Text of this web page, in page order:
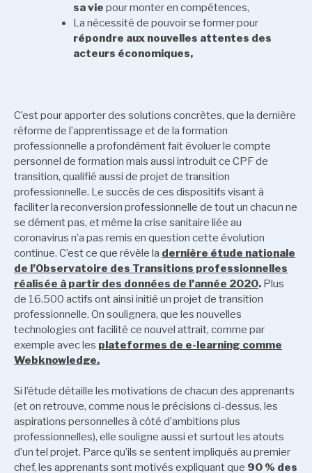
sa vie pour monter en compétences,
La nécessité de pouvoir se former pour
répondre aux nouvelles attentes des
acteurs économiques,
C’est pour apporter des solutions concrètes, que la dernière
réforme de l’apprentissage et de la formation
professionnelle a profondément fait évoluer le compte
personnel de formation mais aussi introduit ce CPF de
transition, qualifié aussi de projet de transition
professionnelle. Le succès de ces dispositifs visant à
faciliter la reconversion professionnelle de tout un chacun ne
se dément pas, et même la crise sanitaire liée au
coronavirus n’a pas remis en question cette évolution
continue. C’est ce que révèle la dernière étude nationale
de l’Observatoire des Transitions professionnelles
réalisée à partir des données de l’année 2020. Plus
de 16.500 actifs ont ainsi initié un projet de transition
professionnelle. On soulignera, que les nouvelles
technologies ont facilité ce nouvel attrait, comme par
exemple avec les plateformes de e-learning comme
Webknowledge.
Si l’étude détaille les motivations de chacun des apprenants
(et on retrouve, comme nous le précisions ci-dessus, les
aspirations personnelles à côté d’ambitions plus
professionnelles), elle souligne aussi et surtout les atouts
d’un tel projet. Parce qu’ils se sentent impliqués au premier
chef, les apprenants sont motivés expliquant que 90 % des